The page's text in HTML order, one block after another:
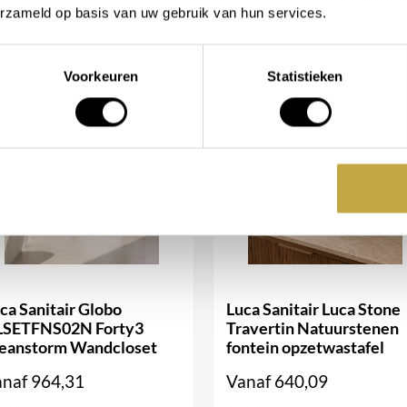
op basis van uw gebruik van hun services.
Voorkeuren Statistieken
wastafelmengkraan van
geen ervaren loodgieter
Dit bespaart niet alleen
efficiënt waterverbruik
aan uw dagelijkse
een oase van comfort
Sanitair Globo
Forty3
Wandcloset
964,31
Luca Sanitair Luca Stone
Travertin Natuurstenen
fontein opzetwastafel
Vanaf640,09